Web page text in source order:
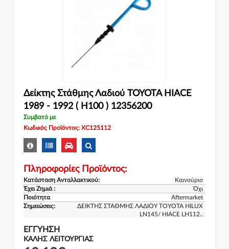
Δείκτης Στάθμης Λαδιού TOYOTA HIACE
1989 - 1992 ( H100 ) 12356200
Συμβατό με
Κωδικός Προϊόντος: XC125112
Πληροφορίες Προϊόντος:
Κατάσταση Ανταλλακτικού:
Καινούριο
Έχει Ζημιά :
Όχι
Ποιότητα
Aftermarket
Σημειώσεις:
ΔΕΙΚΤΗΣ ΣΤΑΘΜΗΣ ΛΑΔΙΟΥ TOYOTA HILUX
LN145/ HIACE LH112..
ΕΓΓΎΗΣΗ
ΚΑΛΗΣ ΛΕΙΤΟΥΡΓΙΑΣ